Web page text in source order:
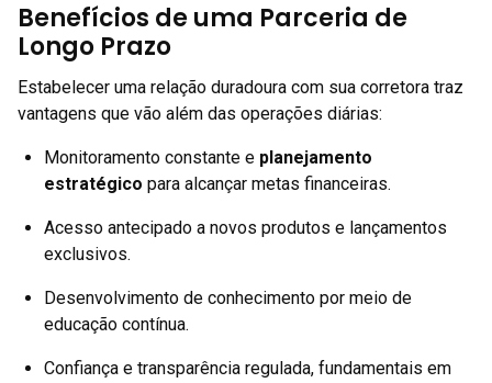
Benefícios de uma Parceria de
Longo Prazo
Estabelecer uma relação duradoura com sua corretora traz
vantagens que vão além das operações diárias:
Monitoramento constante e planejamento
estratégico para alcançar metas financeiras.
Acesso antecipado a novos produtos e lançamentos
exclusivos.
Desenvolvimento de conhecimento por meio de
educação contínua.
Confiança e transparência regulada, fundamentais em